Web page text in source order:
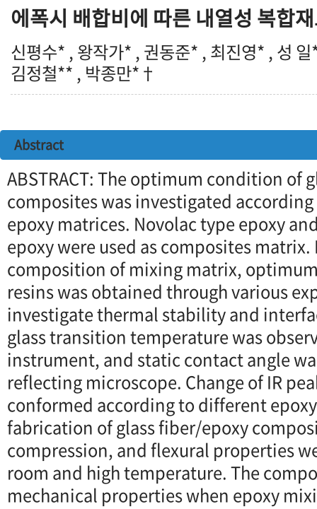
에폭시 배합비에 따른 내열성 복합
신평수* , 왕작가* , 권동준* , 최진영* , 성
김정철** , 박종만*†
Abstract
ABSTRACT: The optimum condition of
composites was investigated
epoxy matrices. Novolac type epoxy
epoxy were used as composites
composition of mixing matrix,
resins was obtained through various
investigate thermal stability and
glass transition temperature was
instrument, and static contact angle
reflecting microscope. Change of IR
conformed according to different
fabrication of glass fiber/epoxy
compression, and flexural properties
room and high temperature. The
mechanical properties when epoxy